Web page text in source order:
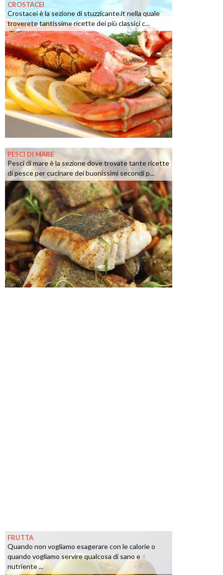
CROSTACEI
Crostacei è la sezione di stuzzicante.it nella quale
troverete tantissime ricette dei più classici c...
PESCI DI MARE
Pesci di mare è la sezione dove trovate tante ricette
di pesce per cucinare dei buonissimi secondi p...
FRUTTA
Quando non vogliamo esagerare con le calorie o
quando vogliamo servire qualcosa di sano e
nutriente ...